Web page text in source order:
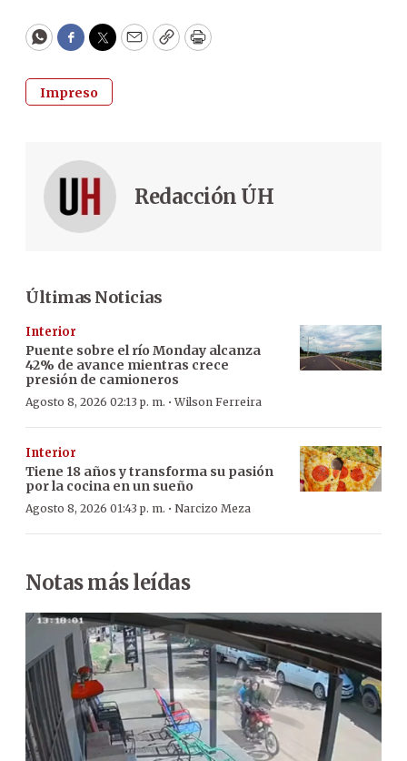
WhatsApp
Facebook
Twitter
EmailCopyPrint
Impreso
Redacción ÚH
Últimas Noticias
Interior
Puente sobre el río Monday alcanza
42% de avance mientras crece
presión de camioneros
Agosto 8, 2026 02:13 p. m. ·Wilson Ferreira
Interior
Tiene 18 años y transforma su pasión
por la cocina en un sueño
Agosto 8, 2026 01:43 p. m. · Narcizo Meza
Notas más leídas